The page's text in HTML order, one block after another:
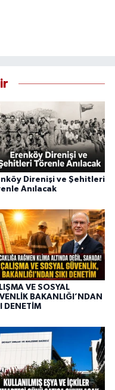
Direnişi ve Şehitleri
Anılacak
VE SOSYAL
BAKANLIĞI’NDAN
DENETİM